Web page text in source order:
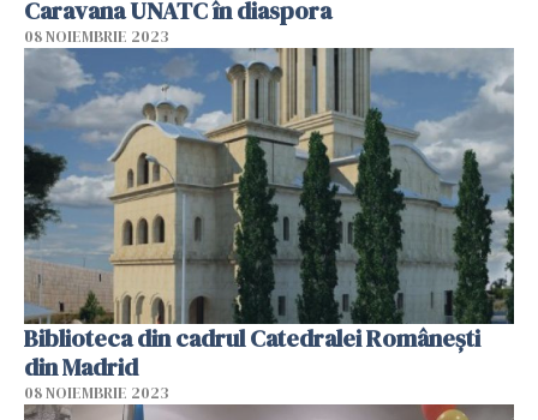
Caravana UNATC în diaspora
08 NOIEMBRIE 2023
Biblioteca din cadrul Catedralei Românești
din Madrid
08 NOIEMBRIE 2023